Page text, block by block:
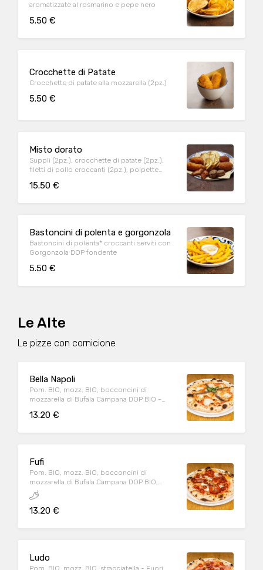
aromatizzate al rosmarino e pepe nero
5.50 €
Crocchette di Patate
Crocchette di patate alla mozzarella (2pz.)
5.50 €
Misto dorato
Supplì (2pz.), crocchette di patate (2pz.),
filetti di pollo croccanti (2pz.), polpette
15.50 €
Bastoncini di polenta e gorgonzola
Bastoncini di polenta* croccanti serviti con
Gorgonzola DOP fondente
5.50 €
Le Alte
Le pizze con cornicione
Bella Napoli
Pom. BIO, mozz. BIO, bocconcini di
mozzarella di Bufala Campana DOP BIO -
EVO BIO
13.20 €
Fufi
Pom. BIO, mozz. BIO, bocconcini di
mozzarella di Bufala Campana DOP BIO,
pesto di salsiccia, spianata piccante - Fuori
forno: pomodorini datterino conditi, origano
13.20 €
Ludo
Pom. BIO, mozz. BIO, stracciatella - Fuori